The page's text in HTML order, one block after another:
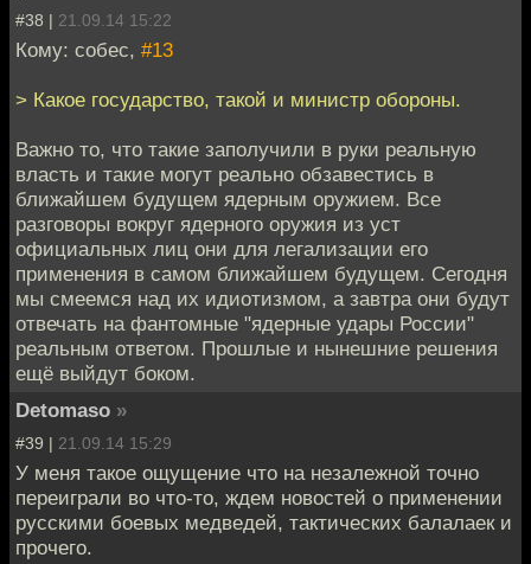
#38 | 21.09.14 15:22
Кому: собес, #13
> Какое государство, такой и министр обороны.
Важно то, что такие заполучили в руки реальную
власть и такие могут реально обзавестись в
ближайшем будущем ядерным оружием. Все
разговоры вокруг ядерного оружия из уст
официальных лиц они для легализации его
применения в самом ближайшем будущем. Сегодня
мы смеемся над их идиотизмом, а завтра они будут
отвечать на фантомные "ядерные удары России"
реальным ответом. Прошлые и нынешние решения
ещё выйдут боком.
Detomaso »
#39 | 21.09.14 15:29
У меня такое ощущение что на незалежной точно
переиграли во что-то, ждем новостей о применении
русскими боевых медведей, тактических балалаек и
прочего.